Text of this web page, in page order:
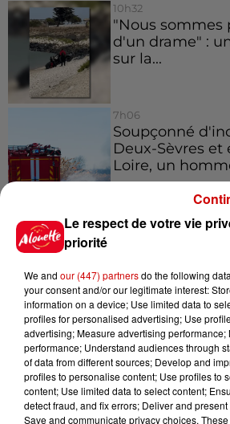
10h32
"Nous sommes
d'un drame" :
sur la...
7h06
Soupçonné
Deux-Sèvres et
Loire, un
9 août 2026
amende
Jeux
Gagnez vos
Le respect de votre vie
priorité
We and our (447) partnersdo the following
your consent and/or our legitimate interest:
information on a device; Use limited data to
profiles for personalised advertising; Use
advertising; Measure advertising performance;
performance; Understand audiences through
of data from different sources; Develop and
profiles to personalise content; Use profiles to
content; Use limited data to select content;
detect fraud, and fix errors; Deliver and
Save and communicate privacy choices.